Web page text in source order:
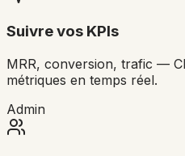
Suivre vos KPIs
MRR, conversion, trafic —
métriques en temps réel.
Admin